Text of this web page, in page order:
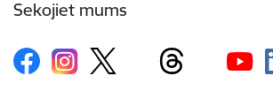
Sekojiet mums